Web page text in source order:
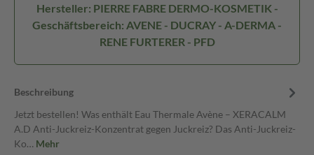
Hersteller: PIERRE FABRE DERMO-KOSMETIK -
Geschäftsbereich: AVENE - DUCRAY - A-DERMA -
RENE FURTERER - PFD
Beschreibung
Jetzt bestellen! Was enthält Eau Thermale Avène – XERACALM
A.D Anti-Juckreiz-Konzentrat gegen Juckreiz? Das Anti-Juckreiz-
Ko… Mehr